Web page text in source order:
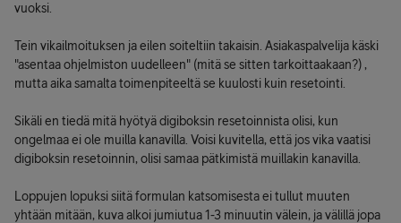
vuoksi.
Tein vikailmoituksen ja eilen soiteltiin takaisin. Asiakaspalvelija käski
"asentaa ohjelmiston uudelleen" (mitä se sitten tarkoittaakaan?) ,
mutta aika samalta toimenpiteeltä se kuulosti kuin resetointi.
Sikäli en tiedä mitä hyötyä digiboksin resetoinnista olisi, kun
ongelmaa ei ole muilla kanavilla. Voisi kuvitella, että jos vika vaatisi
digiboksin resetoinnin, olisi samaa pätkimistä muillakin kanavilla.
Loppujen lopuksi siitä formulan katsomisesta ei tullut muuten
yhtään mitään, kuva alkoi jumiutua 1-3 minuutin välein, ja välillä jopa